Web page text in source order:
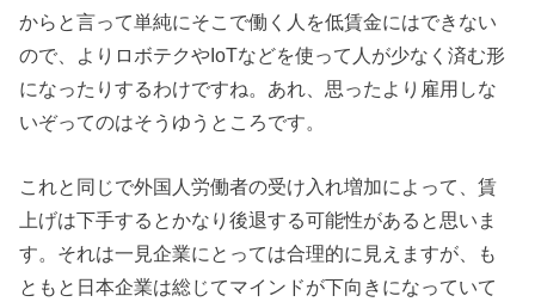
からと言って単純にそこで働く人を低賃金にはできない
ので、よりロボテクやIoTなどを使って人が少なく済む形
になったりするわけですね。あれ、思ったより雇用しな
いぞってのはそうゆうところです。
これと同じで外国人労働者の受け入れ増加によって、賃
上げは下手するとかなり後退する可能性があると思いま
す。それは一見企業にとっては合理的に見えますが、も
ともと日本企業は総じてマインドが下向きになっていて